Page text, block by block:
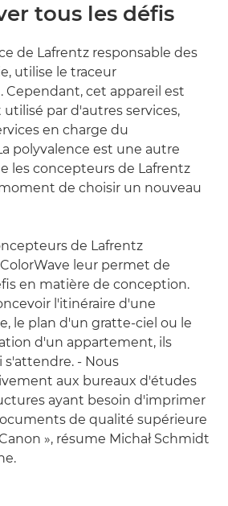
tous les défis
de Lafrentz responsable des
utilise le traceur
cet appareil est
par d'autres services,
en charge du
polyvalence est une autre
les concepteurs de Lafrentz
de choisir un nouveau
de Lafrentz
leur permet de
en matière de conception.
l'itinéraire d'une
le plan d'un gratte-ciel ou le
d'un appartement, ils
s'attendre. - Nous
aux bureaux d'études
ayant besoin d'imprimer
de qualité supérieure
», résume Michał Schmidt